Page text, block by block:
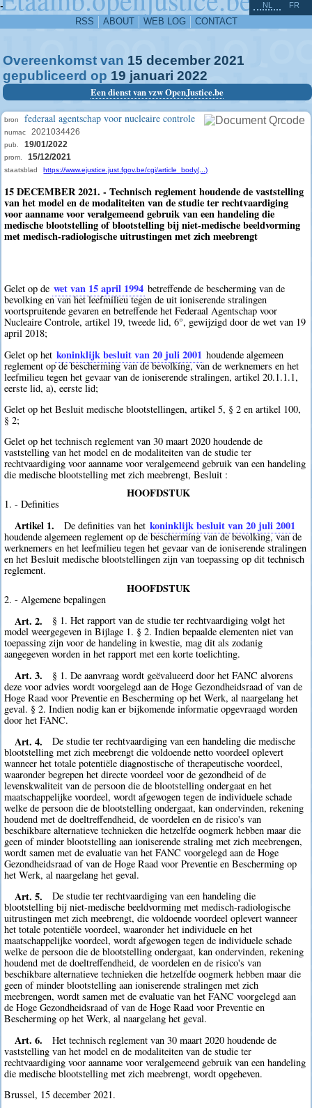
-
RSS ABOUT WEB LOG CONTACT
NL FR
Overeenkomst van 15 december 2021
gepubliceerd op 19 januari 2022
Een dienst van vzw OpenJustice.be
bron federaal agentschap voor nucleaire controle
numac 2021034426
pub. 19/01/2022
prom. 15/12/2021
staatsblad https://www.ejustice.just.fgov.be/cgi/article_body(...)
15 DECEMBER 2021. - Technisch reglement houdende de vaststelling
van het model en de modaliteiten van de studie ter rechtvaardiging
voor aanname voor veralgemeend gebruik van een handeling die
medische blootstelling of blootstelling bij niet-medische beeldvorming
met medisch-radiologische uitrustingen met zich meebrengt
Gelet op de wet van 15 april 1994 betreffende de bescherming van de
bevolking en van het leefmilieu tegen de uit ioniserende stralingen
voortspruitende gevaren en betreffende het Federaal Agentschap voor
Nucleaire Controle, artikel 19, tweede lid, 6°, gewijzigd door de wet van 19
april 2018;
Gelet op het koninklijk besluit van 20 juli 2001 houdende algemeen
reglement op de bescherming van de bevolking, van de werknemers en het
leefmilieu tegen het gevaar van de ioniserende stralingen, artikel 20.1.1.1,
eerste lid, a), eerste lid;
Gelet op het Besluit medische blootstellingen, artikel 5, § 2 en artikel 100,
§ 2;
Gelet op het technisch reglement van 30 maart 2020 houdende de
vaststelling van het model en de modaliteiten van de studie ter
rechtvaardiging voor aanname voor veralgemeend gebruik van een handeling
die medische blootstelling met zich meebrengt, Besluit :
HOOFDSTUK
1. - Definities
Artikel 1. De definities van het koninklijk besluit van 20 juli 2001
houdende algemeen reglement op de bescherming van de bevolking, van de
werknemers en het leefmilieu tegen het gevaar van de ioniserende stralingen
en het Besluit medische blootstellingen zijn van toepassing op dit technisch
reglement.
HOOFDSTUK
2. - Algemene bepalingen
Art. 2.
§ 1. Het rapport van de studie ter rechtvaardiging volgt het
model weergegeven in Bijlage 1. § 2. Indien bepaalde elementen niet van
toepassing zijn voor de handeling in kwestie, mag dit als zodanig
aangegeven worden in het rapport met een korte toelichting.
Art. 3.
§ 1. De aanvraag wordt geëvalueerd door het FANC alvorens
deze voor advies wordt voorgelegd aan de Hoge Gezondheidsraad of van de
Hoge Raad voor Preventie en Bescherming op het Werk, al naargelang het
geval. § 2. Indien nodig kan er bijkomende informatie opgevraagd worden
door het FANC.
Art. 4.
De studie ter rechtvaardiging van een handeling die medische
blootstelling met zich meebrengt die voldoende netto voordeel oplevert
wanneer het totale potentiële diagnostische of therapeutische voordeel,
waaronder begrepen het directe voordeel voor de gezondheid of de
levenskwaliteit van de persoon die de blootstelling ondergaat en het
maatschappelijke voordeel, wordt afgewogen tegen de individuele schade
welke de persoon die de blootstelling ondergaat, kan ondervinden, rekening
houdend met de doeltreffendheid, de voordelen en de risico's van
beschikbare alternatieve technieken die hetzelfde oogmerk hebben maar die
geen of minder blootstelling aan ioniserende straling met zich meebrengen,
wordt samen met de evaluatie van het FANC voorgelegd aan de Hoge
Gezondheidsraad of van de Hoge Raad voor Preventie en Bescherming op
het Werk, al naargelang het geval.
Art. 5.
De studie ter rechtvaardiging van een handeling die
blootstelling bij niet-medische beeldvorming met medisch-radiologische
uitrustingen met zich meebrengt, die voldoende voordeel oplevert wanneer
het totale potentiële voordeel, waaronder het individuele en het
maatschappelijke voordeel, wordt afgewogen tegen de individuele schade
welke de persoon die de blootstelling ondergaat, kan ondervinden, rekening
houdend met de doeltreffendheid, de voordelen en de risico's van
beschikbare alternatieve technieken die hetzelfde oogmerk hebben maar die
geen of minder blootstelling aan ioniserende stralingen met zich
meebrengen, wordt samen met de evaluatie van het FANC voorgelegd aan
de Hoge Gezondheidsraad of van de Hoge Raad voor Preventie en
Bescherming op het Werk, al naargelang het geval.
Art. 6.
Het technisch reglement van 30 maart 2020 houdende de
vaststelling van het model en de modaliteiten van de studie ter
rechtvaardiging voor aanname voor veralgemeend gebruik van een handeling
die medische blootstelling met zich meebrengt, wordt opgeheven.
Brussel, 15 december 2021.
^